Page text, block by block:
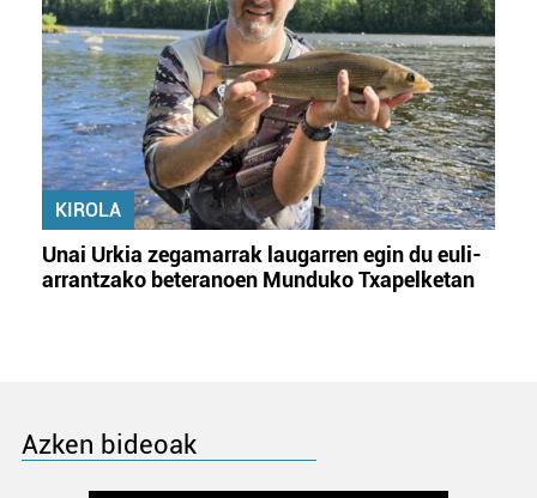
KIROLA
Unai Urkia zegamarrak laugarren egin du euli-
arrantzako beteranoen Munduko Txapelketan
Azken bideoak